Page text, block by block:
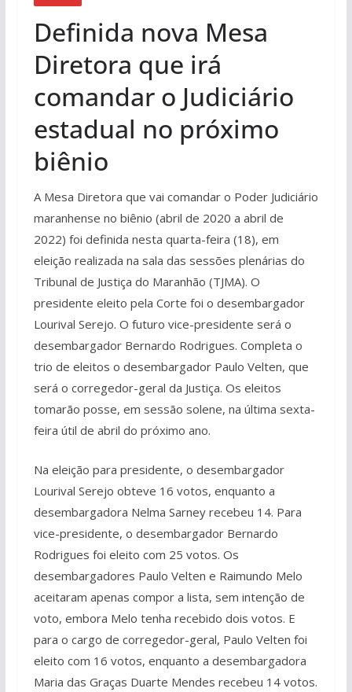
Definida nova Mesa
Diretora que irá
comandar o Judiciário
estadual no próximo
biênio
A Mesa Diretora que vai comandar o Poder Judiciário
maranhense no biênio (abril de 2020 a abril de
2022) foi definida nesta quarta-feira (18), em
eleição realizada na sala das sessões plenárias do
Tribunal de Justiça do Maranhão (TJMA). O
presidente eleito pela Corte foi o desembargador
Lourival Serejo. O futuro vice-presidente será o
desembargador Bernardo Rodrigues. Completa o
trio de eleitos o desembargador Paulo Velten, que
será o corregedor-geral da Justiça. Os eleitos
tomarão posse, em sessão solene, na última sexta-
feira útil de abril do próximo ano.
Na eleição para presidente, o desembargador
Lourival Serejo obteve 16 votos, enquanto a
desembargadora Nelma Sarney recebeu 14. Para
vice-presidente, o desembargador Bernardo
Rodrigues foi eleito com 25 votos. Os
desembargadores Paulo Velten e Raimundo Melo
aceitaram apenas compor a lista, sem intenção de
voto, embora Melo tenha recebido dois votos. E
para o cargo de corregedor-geral, Paulo Velten foi
eleito com 16 votos, enquanto a desembargadora
Maria das Graças Duarte Mendes recebeu 14 votos.